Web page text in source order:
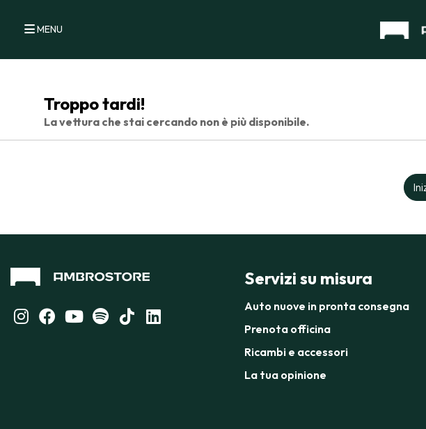
MENU
Troppo tardi!
La vettura che stai cercando non è più disponibile.
Servizi su misura
Auto nuove in pronta consegna
Prenota officina
Ricambi e accessori
La tua opinione